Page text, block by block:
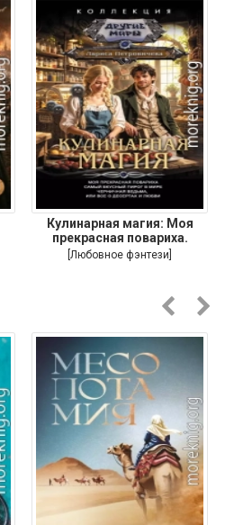
Кулинарная магия: Моя
прекрасная повариха.
Самый
[Любовное фэнтези]